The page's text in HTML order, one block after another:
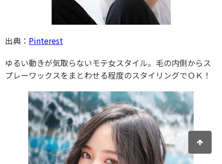
出典： Pinterest
ゆるい動きが気取らないモテ女スタイル。毛の内側からス
プレーワックスをまとわせる程度のスタイリングでＯＫ！